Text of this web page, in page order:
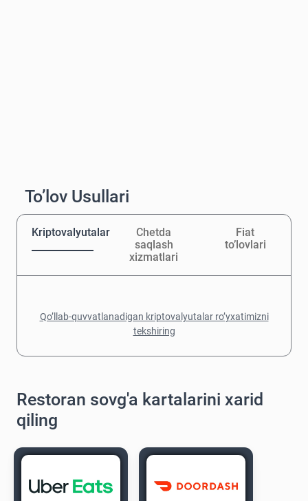
To’lov Usullari
Kriptovalyutalar
Chetda
saqlash
xizmatlari
Fiat
to’lovlari
Qo’llab-quvvatlanadigan kriptovalyutalar ro’yxatimizni
tekshiring
Restoran sovg'a kartalarini xarid
qiling